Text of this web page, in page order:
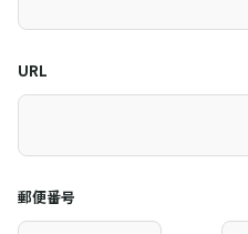
URL
郵便番号